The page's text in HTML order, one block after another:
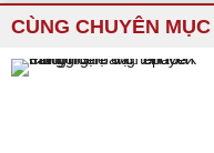
CÙNG CHUYÊN MỤC